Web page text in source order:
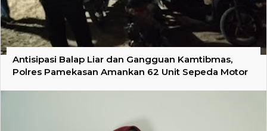
Antisipasi Balap Liar dan Gangguan Kamtibmas,
Polres Pamekasan Amankan 62 Unit Sepeda Motor